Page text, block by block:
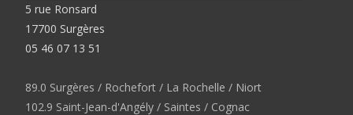
5 rue Ronsard
17700 Surgères
05 46 07 13 51
89.0 Surgères / Rochefort / La Rochelle / Niort
102.9 Saint-Jean-d'Angély / Saintes / Cognac